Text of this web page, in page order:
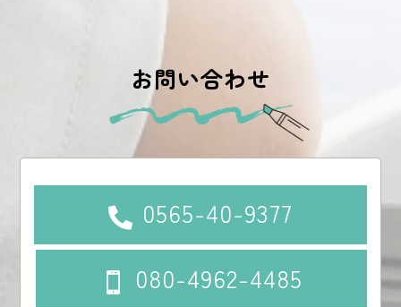
お問い合わせ
 0565-40-9377
 080-4962-4485